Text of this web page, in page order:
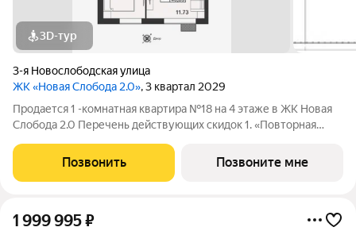
3D-тур
3-я Новослободская улица
ЖК «Новая Слобода 2.0», 3 квартал 2029
Продается 1 -комнатная квартира №18 на 4 этаже в ЖК Новая
Слобода 2.0 Перечень действующих скидок 1. «Повторная
2% 3. «Большой семье большая скидка» от 1% до 3% По
каждому виду скидок
Позвонить Позвоните мне
1 999 995₽